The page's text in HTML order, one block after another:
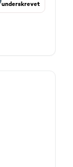
underskrevet